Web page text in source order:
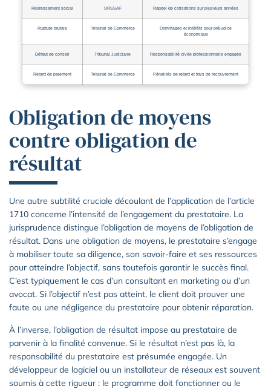
Redressement social URSSAF Rappel de cotisations sur plusieurs années
Rupture brutale Tribunal de Commerce
Dommages et intérêts pour préjudice
économique
Défaut de conseil Tribunal Judiciaire Responsabilité civile professionnelle engagée
Retard de paiement Tribunal de Commerce Pénalités de retard et frais de recouvrement
Obligation de moyens
contre obligation de
résultat
Une autre subtilité cruciale découlant de l’application de l’article
1710 concerne l’intensité de l’engagement du prestataire. La
jurisprudence distingue l’obligation de moyens de l’obligation de
résultat. Dans une obligation de moyens, le prestataire s’engage
à mobiliser toute sa diligence, son savoir-faire et ses ressources
pour atteindre l’objectif, sans toutefois garantir le succès final.
C’est typiquement le cas d’un consultant en marketing ou d’un
avocat. Si l’objectif n’est pas atteint, le client doit prouver une
faute ou une négligence du prestataire pour obtenir réparation.
À l’inverse, l’obligation de résultat impose au prestataire de
parvenir à la finalité convenue. Si le résultat n’est pas là, la
responsabilité du prestataire est présumée engagée. Un
développeur de logiciel ou un installateur de réseaux est souvent
soumis à cette rigueur : le programme doit fonctionner ou le